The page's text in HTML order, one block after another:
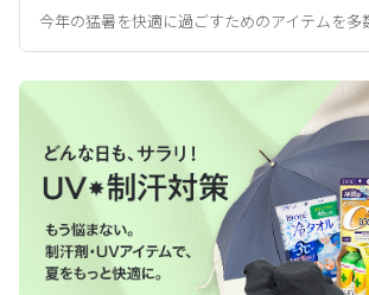
今年の猛暑を快適に過ごすためのアイテムを多